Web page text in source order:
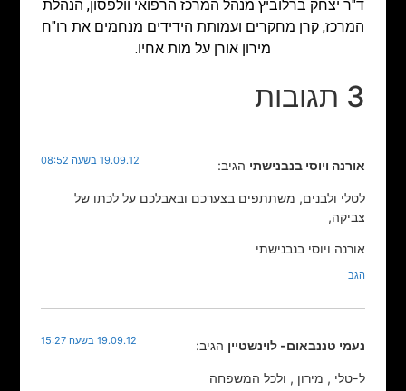
ד"ר יצחק ברלוביץ מנהל המרכז הרפואי וולפסון, הנהלת
המרכז, קרן מחקרים ועמותת הידידים מנחמים את רו"ח
מירון אורן על מות אחיו.
3 תגובות
אורנה ויוסי בנבנישתי הגיב: 19.09.12 בשעה 08:52
לטלי ולבנים, משתתפים בצערכם ובאבלכם על לכתו של
צביקה,
אורנה ויוסי בנבנישתי
הגב
נעמי טננבאום- לוינשטיין הגיב: 19.09.12 בשעה 15:27
ל-טלי , מירון , ולכל המשפחה